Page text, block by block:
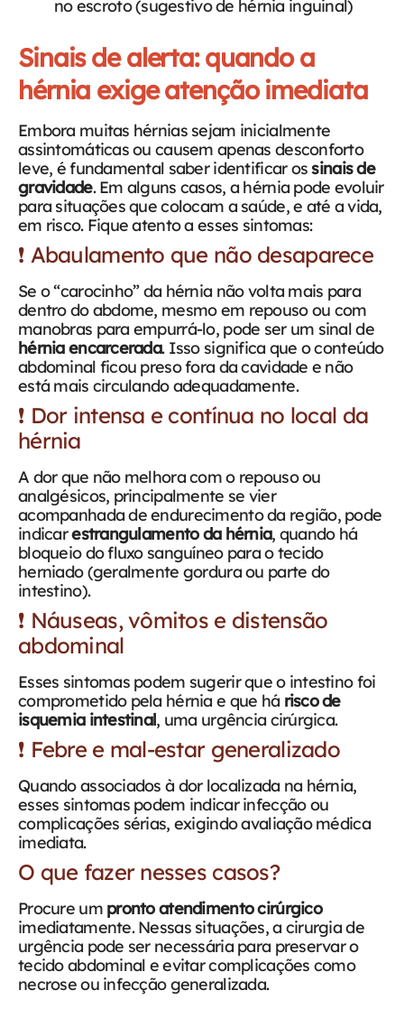
no escroto (sugestivo de hérnia inguinal)
Sinais de alerta: quando a
hérnia exige atenção imediata
Embora muitas hérnias sejam inicialmente
assintomáticas ou causem apenas desconforto
leve, é fundamental saber identificar ossinais de
gravidade. Em alguns casos, a hérnia pode evoluir
para situações que colocam a saúde, e até a vida,
em risco. Fique atento a esses sintomas:
❗ Abaulamento que não desaparece
Se o “carocinho” da hérnia não volta mais para
dentro do abdome, mesmo em repouso ou com
manobras para empurrá-lo, pode ser um sinal de
hérnia encarcerada. Isso significa que o conteúdo
abdominal ficou preso fora da cavidade e não
está mais circulando adequadamente.
❗ Dor intensa e contínua no local da
hérnia
A dor que não melhora com o repouso ou
analgésicos, principalmente se vier
acompanhada de endurecimento da região, pode
indicarestrangulamento da hérnia, quando há
bloqueio do fluxo sanguíneo para o tecido
herniado (geralmente gordura ou parte do
intestino).
❗ Náuseas, vômitos e distensão
abdominal
Esses sintomas podem sugerir que o intestino foi
comprometido pela hérnia e que há risco de
isquemia intestinal, uma urgência cirúrgica.
❗ Febre e mal-estar generalizado
Quando associados à dor localizada na hérnia,
esses sintomas podem indicar infecção ou
complicações sérias, exigindo avaliação médica
imediata.
O que fazer nesses casos?
Procure um pronto atendimento cirúrgico
imediatamente. Nessas situações, a cirurgia de
urgência pode ser necessária para preservar o
tecido abdominal e evitar complicações como
necrose ou infecção generalizada.